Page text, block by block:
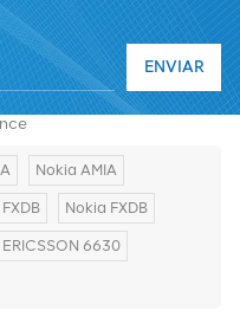
ENVIAR
Third Road,Yuelu
Nokia AMIA
Nokia FXDB
ERICSSON 6630